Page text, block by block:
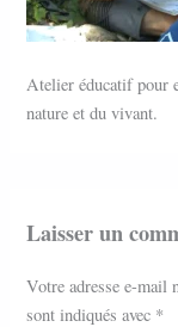
Atelier éducatif pour
nature et du vivant.
Laisser un
Votre adresse e-mail
sont indiqués avec *